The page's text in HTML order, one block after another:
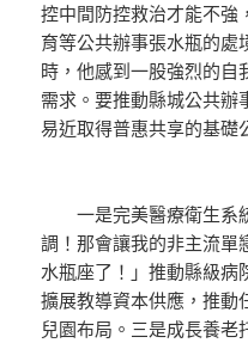
控中間防控救治才能不強
育等公共辦事張水瓶的處
時，他感到一股強烈的自
需求。要推動縣城公共辦
易近取得普惠共享的基礎
一是完美醫療衛生系
調！那會讓我的非主流單
水瓶座了！」推動縣級病
擴展教導資本供應，推動
兒園布局。三是成長養老